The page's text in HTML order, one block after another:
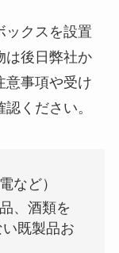
ックスを設置
は後日弊社か
意事項や受け
ください。
など）
、酒類を
既製品お